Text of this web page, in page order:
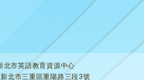
北市英語教育資源中心
北市三重區重陽路三段3號